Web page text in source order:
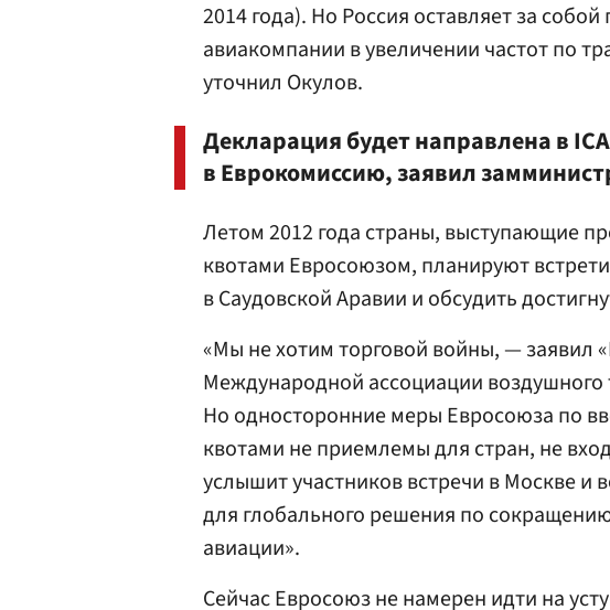
2014 года). Но Россия оставляет за
авиакомпании в увеличении частот по
уточнил Окулов.
Декларация будет направлена в
в Еврокомиссию, заявил
Летом 2012 года страны, выступающие
квотами Евросоюзом, планируют
в Саудовской Аравии и обсудить
«Мы не хотим торговой войны, — заявил
Международной ассоциации воздушного
Но односторонние меры Евросоюза по
квотами не приемлемы для стран, не
услышит участников встречи в Москве и
для глобального решения по
авиации».
Сейчас Евросоюз не намерен идти на